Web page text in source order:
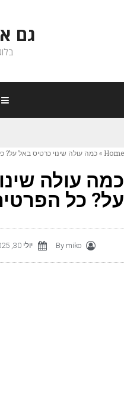
גם
»כמה עולה שינוי כרטיס באל על?
עולה
כל
Bymiko יולי 30, 2025